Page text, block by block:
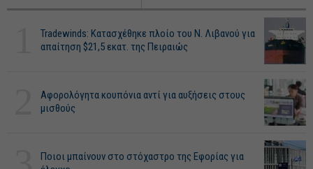
Tradewinds: Κατασχέθηκε πλοίο του Ν. Λιβανού για
απαίτηση $21,5 εκατ. της Πειραιώς
Αφορολόγητα κουπόνια αντί για αυξήσεις στους
μισθούς
Ποιοι μπαίνουν στο στόχαστρο της Εφορίας για